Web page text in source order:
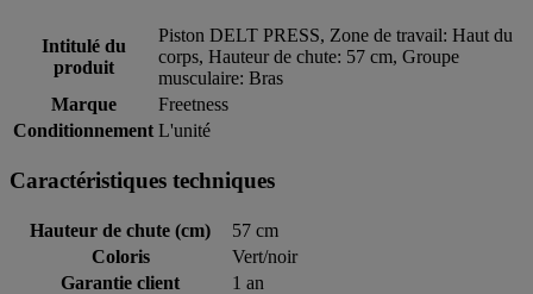
Intitulé du
produit
Piston DELT PRESS, Zone de travail: Haut du
corps, Hauteur de chute: 57 cm, Groupe
musculaire: Bras
Marque
Freetness
Conditionnement L'unité
Caractéristiques techniques
Hauteur de chute (cm)
57 cm
Coloris
Vert/noir
Garantie client
1 an